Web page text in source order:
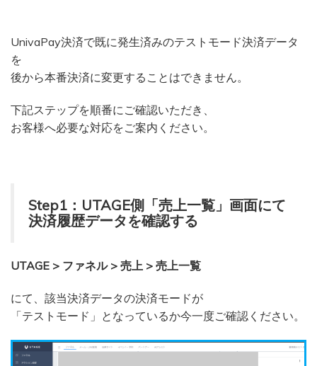
UnivaPay決済で既に発生済みのテストモード決済データ
を
後から本番決済に変更することはできません。
下記ステップを順番にご確認いただき、
お客様へ必要な対応をご案内ください。
Step1：UTAGE側「売上一覧」画面にて
決済履歴データを確認する
UTAGE > ファネル > 売上 > 売上一覧
にて、該当決済データの決済モードが
「テストモード」となっているか今一度ご確認ください。